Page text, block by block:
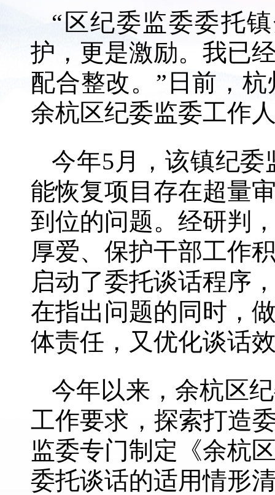
“区纪委监委委托
护，更是激励。我已
配合整改。”日前，
余杭区纪委监委工作
今年5月，该镇纪
能恢复项目存在超量
到位的问题。经研判
厚爱、保护干部工作
启动了委托谈话程序
在指出问题的同时，
体责任，又优化谈话
今年以来，余杭区
工作要求，探索打造
监委专门制定《余杭
委托谈话的适用情形